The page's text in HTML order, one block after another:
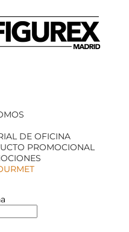
DE OFICINA
PROMOCIONAL